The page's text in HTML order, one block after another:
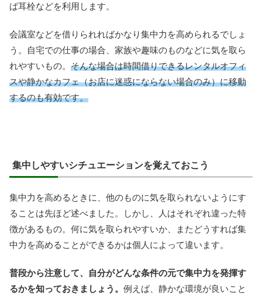
ば耳栓などを利用します。
会議室などを借りられればかなり集中力を高められるでしょ
う。自宅での仕事の場合、家族や趣味のものなどに気を取ら
れやすいもの。 そんな場合は時間借りできるレンタルオフィ
スや静かなカフェ（お店に迷惑にならない場合のみ）に移動
するのも有効です。
集中しやすいシチュエーションを覚えておこう
集中力を高めるときに、他のものに気を取られないようにす
ることは先ほど述べました。しかし、人はそれぞれ違った特
徴があるもの。何に気を取られやすいか、またどうすれば集
中力を高めることができるかは個人によって違います。
普段から注意して、自分がどんな条件の元で集中力を発揮す
るかを知っておきましょう。 例えば、静かな環境が良いこと